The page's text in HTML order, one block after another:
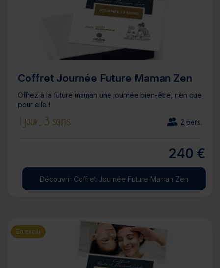
Coffret Journée Future Maman Zen
Offrez à la future maman une journée bien-être, rien que
pour elle !
1 jour, 3 soins 2 pers.
240 €
Découvrir Coffret Journée Future Maman Zen
En exclu